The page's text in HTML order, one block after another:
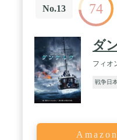
No.13 74
ダ
フィオ
戦争日